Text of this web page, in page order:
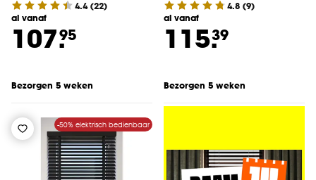
4.4(22)
al vanaf
107.95
Bezorgen 5 weken
4.8 (9)
al vanaf
115.39
Bezorgen 5 weken
-50% elektrisch bedienbaar